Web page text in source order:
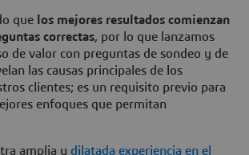
que los mejores resultados comienzan
correctas, por lo que lanzamos
de valor con preguntas de sondeo y de
las causas principales de los
clientes; es un requisito previo para
enfoques que permitan
amplia y dilatada experiencia en el